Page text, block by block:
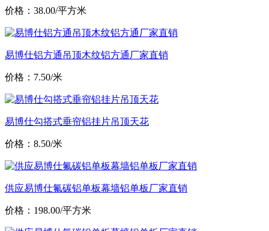
价格：38.00/平方米
易博仕铝方通吊顶木纹铝方通厂家直销
价格：7.50/米
易博仕勾搭式垂帘铝挂片吊顶天花
价格：8.50/米
供应易博仕氟碳铝单板幕墙铝单板厂家直销
价格：198.00/平方米